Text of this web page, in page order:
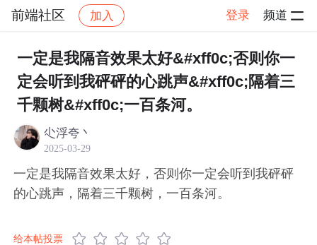
前端社区 加入 登录 频道
社区 前端社区 感慨 帖子详情
一定是我隔音效果太好&#xff0c;否则你一
定会听到我砰砰的心跳声&#xff0c;隔着三
千颗树&#xff0c;一百条河。
尐浮夸丶
2025-03-29
一定是我隔音效果太好，否则你一定会听到我砰砰
的心跳声，隔着三千颗树，一百条河。
给本帖投票